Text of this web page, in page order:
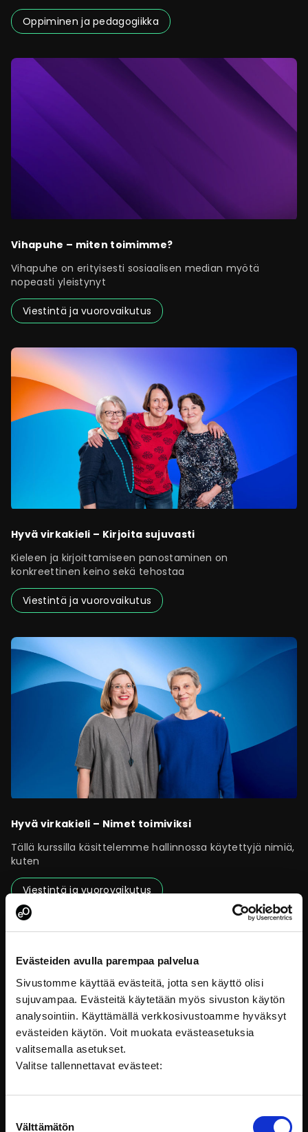
Evästeiden avulla parempaa palvelua
Sivustomme käyttää evästeitä, jotta sen käyttö olisi
sujuvampaa. Evästeitä käytetään myös sivuston käytön
analysointiin. Käyttämällä verkkosivustoamme hyväksyt
evästeiden käytön. Voit muokata evästeasetuksia
valitsemalla asetukset.
Valitse tallennettavat evästeet:
valinta
Välttämätön
Oppiminen ja pedagogiikka
Vihapuhe – miten toimimme?
Vihapuhe on erityisesti sosiaalisen median myötä
nopeasti yleistynyt
Viestintä ja vuorovaikutus
Hyvä virkakieli – Kirjoita sujuvasti
Kieleen ja kirjoittamiseen panostaminen on
konkreettinen keino sekä tehostaa
Viestintä ja vuorovaikutus
Hyvä virkakieli – Nimet toimiviksi
Tällä kurssilla käsittelemme hallinnossa käytettyjä nimiä,
kuten
Viestintä ja vuorovaikutus